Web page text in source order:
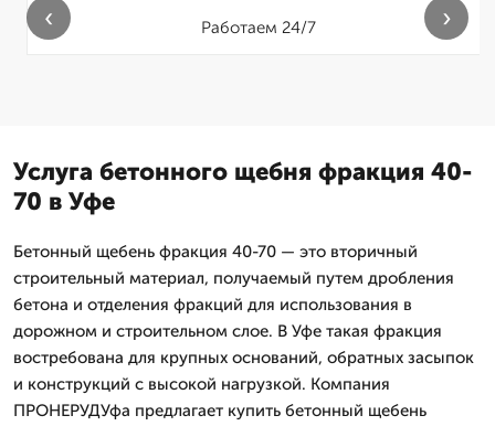
Работаем 24/7
‹ ›
Услуга бетонного щебня фракция 40-
70 в Уфе
Бетонный щебень фракция 40-70 — это вторичный
строительный материал, получаемый путем дробления
бетона и отделения фракций для использования в
дорожном и строительном слое. В Уфе такая фракция
востребована для крупных оснований, обратных засыпок
и конструкций с высокой нагрузкой. Компания
ПРОНЕРУДУфа предлагает купить бетонный щебень